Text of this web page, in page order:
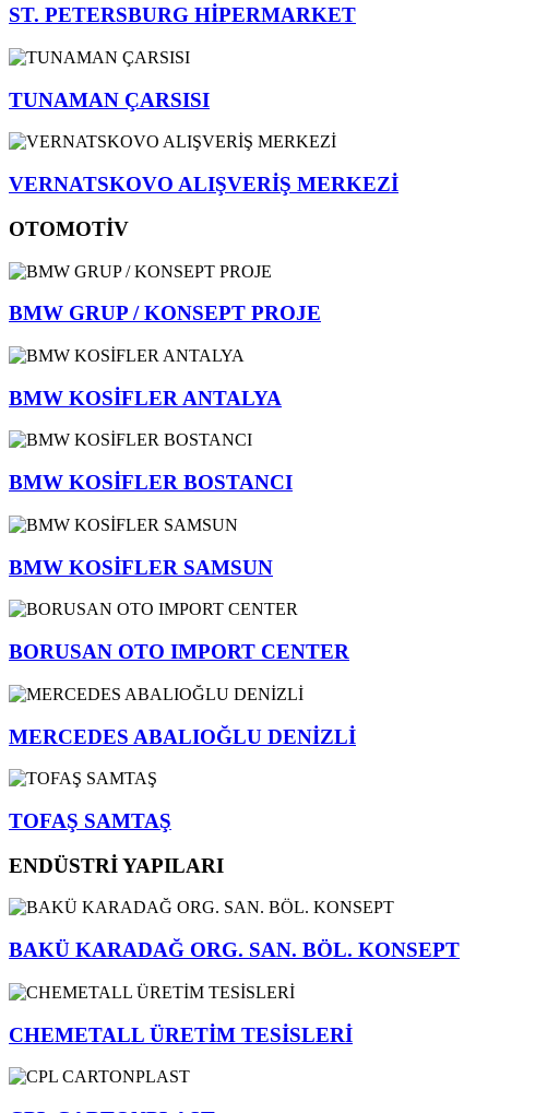
ST. PETERSBURG HİPERMARKET
TUNAMAN ÇARSISI
VERNATSKOVO ALIŞVERİŞ MERKEZİ
OTOMOTİV
BMW GRUP / KONSEPT PROJE
BMW KOSİFLER ANTALYA
BMW KOSİFLER BOSTANCI
BMW KOSİFLER SAMSUN
BORUSAN OTO IMPORT CENTER
MERCEDES ABALIOĞLU DENİZLİ
TOFAŞ SAMTAŞ
ENDÜSTRİ YAPILARI
BAKÜ KARADAĞ ORG. SAN. BÖL. KONSEPT
CHEMETALL ÜRETİM TESİSLERİ